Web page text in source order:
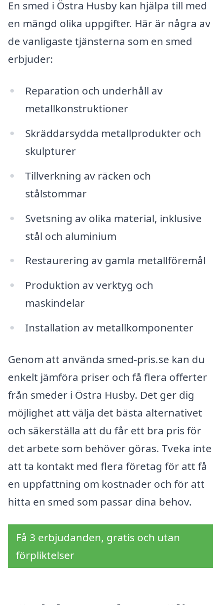
En smed i Östra Husby kan hjälpa till med
en mängd olika uppgifter. Här är några av
de vanligaste tjänsterna som en smed
erbjuder:
Reparation och underhåll av
metallkonstruktioner
Skräddarsydda metallprodukter och
skulpturer
Tillverkning av räcken och
stålstommar
Svetsning av olika material, inklusive
stål och aluminium
Restaurering av gamla metallföremål
Produktion av verktyg och
maskindelar
Installation av metallkomponenter
Genom att använda smed-pris.se kan du
enkelt jämföra priser och få flera offerter
från smeder i Östra Husby. Det ger dig
möjlighet att välja det bästa alternativet
och säkerställa att du får ett bra pris för
det arbete som behöver göras. Tveka inte
att ta kontakt med flera företag för att få
en uppfattning om kostnader och för att
hitta en smed som passar dina behov.
Få 3 erbjudanden, gratis och utan
förpliktelser